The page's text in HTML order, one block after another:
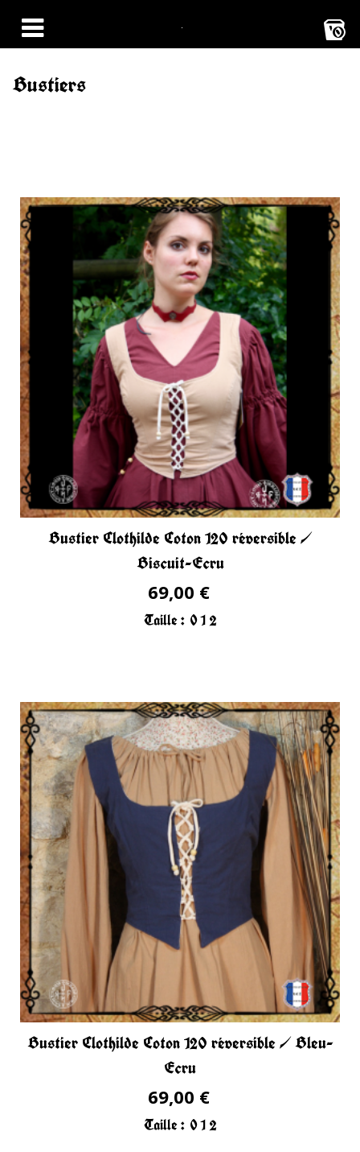
0
Bustiers
Bustier Clothilde Coton 120 réversible /
Biscuit-Ecru
69,00 €
Taille : 01 2
Bustier Clothilde Coton 120 réversible / Bleu-
Ecru
69,00 €
Taille : 01 2